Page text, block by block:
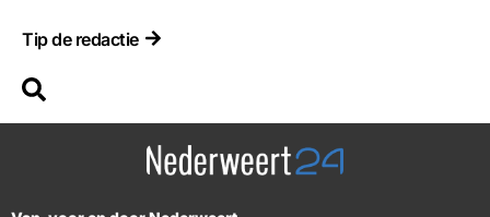
Tip de redactie